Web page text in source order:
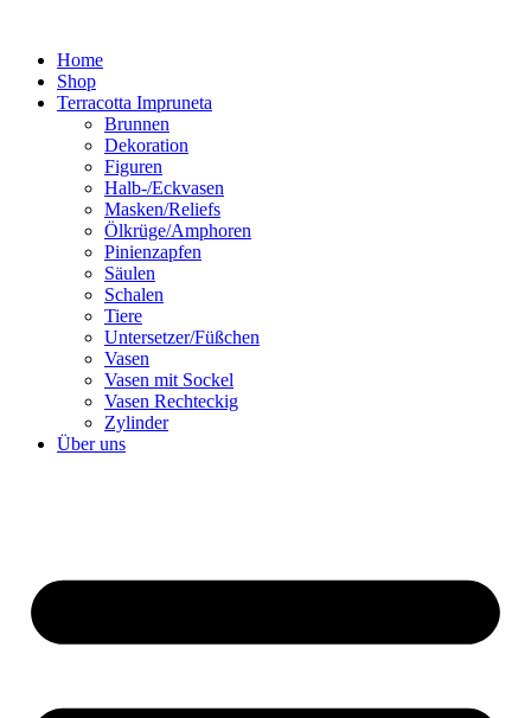
springenHome
Shop
Terracotta Impruneta
Brunnen
Dekoration
Figuren
Halb-/Eckvasen
Masken/Reliefs
Ölkrüge/Amphoren
Pinienzapfen
Säulen
Schalen
Tiere
Untersetzer/Füßchen
Vasen
Vasen mit Sockel
Vasen Rechteckig
Zylinder
Über uns